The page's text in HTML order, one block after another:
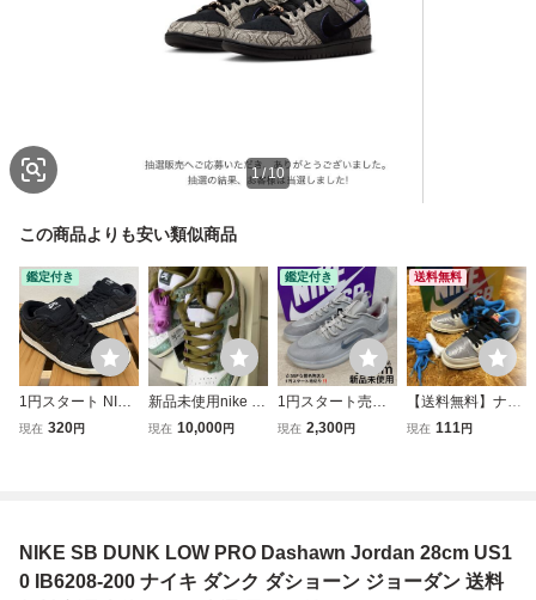
1/10
この商品よりも安い類似商品
鑑定付き
1円スタート NIKE
SB Dunk Low Wa
現在 320円
新品未使用nike sb
dunk pro qs メン
00
現在 10,000円
鑑定付き
1円スタート売切
り 新品未使用 28c
ボーディング
現在 2,300円
送料無料
【送料無料】ナイ
キ ダンクSB insta
現在 111円
NIKE SB DUNK LOW PRO Dashawn Jordan 28cm US1
0 IB6208-200 ナイキ ダンク ダショーン ジョーダン 送料